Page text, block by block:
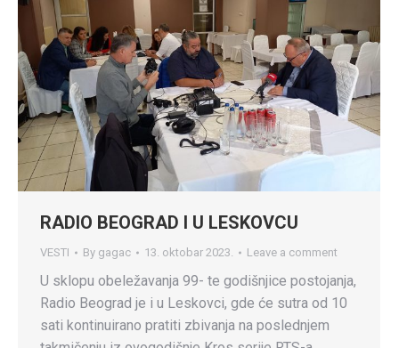
RADIO BEOGRAD I U LESKOVCU
VESTI By gagac 13. oktobar 2023. Leave a comment
U sklopu obeležavanja 99- te godišnjice postojanja,
Radio Beograd je i u Leskovci, gde će sutra od 10
sati kontinuirano pratiti zbivanja na poslednjem